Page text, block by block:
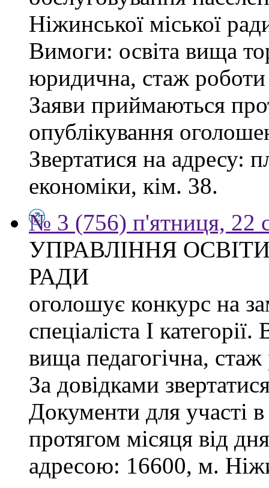
Ніжинської міської
Вимоги: освіта вища
юридична, стаж
Заяви приймаються
опублікування
Звертатися на адресу:
економіки, кім. 38.
№ 3 (756) п'ятниця, 22
УПРАВЛІННЯ
РАДИ
оголошує конкурс на
спеціаліста І
вища педагогічна,
За довідками
Документи для участі
протягом місяця від
адресою: 16600, м.